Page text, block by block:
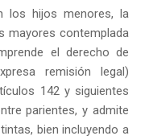
los hijos menores, la
mayores contemplada
el derecho de
remisión legal)
142 y siguientes
parientes, y admite
bien incluyendo a